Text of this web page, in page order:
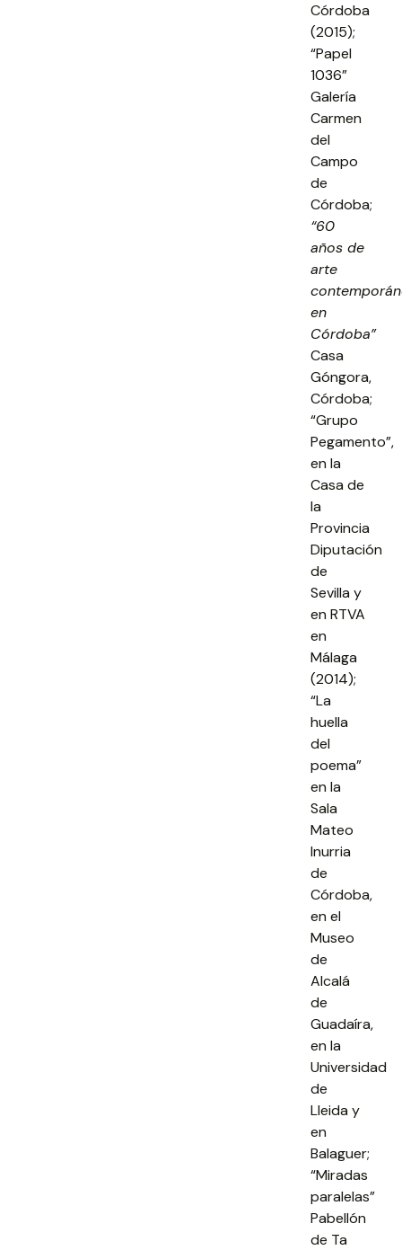
Córdoba
(2015);
“Papel
1036”
Galería
Carmen
del
Campo
de
Córdoba;
“60
años de
arte
en
Córdoba”
Casa
Góngora,
Córdoba;
“Grupo
Pegamento”,
en la
Casa de
la
Provincia
Diputación
de
Sevilla y
en RTVA
en
Málaga
(2014);
“La
huella
del
poema”
en la
Sala
Mateo
Inurria
de
Córdoba,
en el
Museo
de
Alcalá
de
Guadaíra,
en la
Universidad
de
Lleida y
en
Balaguer;
“Miradas
paralelas”
Pabellón
de Ta